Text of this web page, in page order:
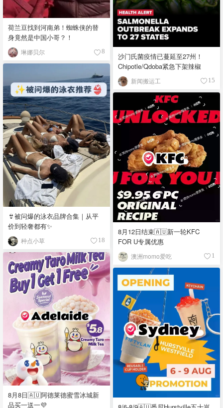
荷兰豆找到河南弟！蜘蛛侠的替
身竟然是中国小哥？！
琳娜贝尔 8
沙门氏菌疫情已蔓延至27州！
Chipotle/Qdoba紧急下架辣椒
新闻搬运工 15
👙被问爆的泳衣品牌合集｜从平
价到轻奢都有✨
种点小草 18
8月12日结束🇦🇺新一轮KFC
FOR U专属优惠
澳洲momo爱吃 1
8月8日🇦🇺阿德莱德蜜雪冰城新
品买一送一💜